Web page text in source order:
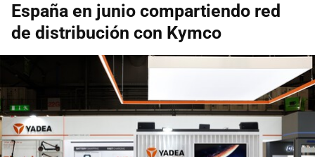
España en junio compartiendo red
de distribución con Kymco